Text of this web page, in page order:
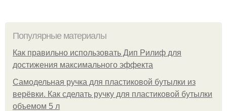
Популярные материалы
Как правильно использовать Дип Рилиф для
достижения максимального эффекта
Самодельная ручка для пластиковой бутылки из
верёвки. Как сделать ручку для пластиковой бутылки
объемом 5 л